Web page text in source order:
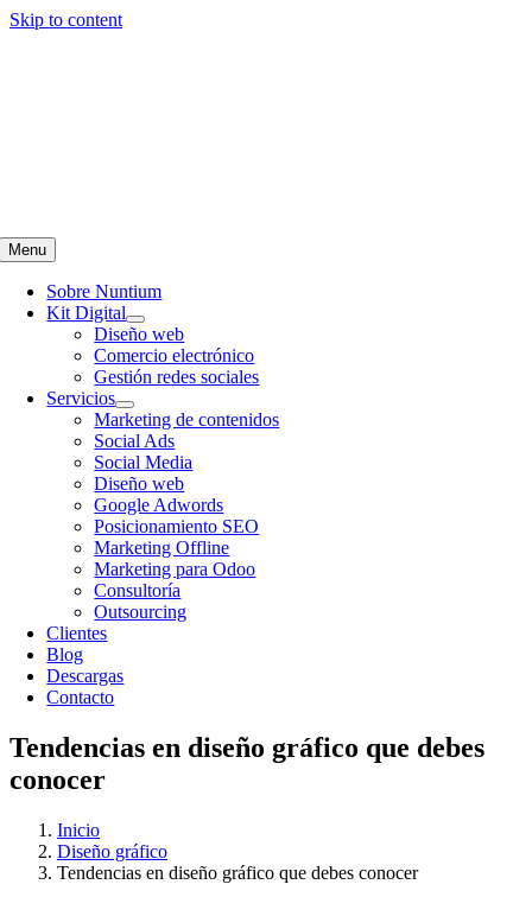
Skip to content
Menu
Sobre Nuntium
Kit Digital
Diseño web
Comercio electrónico
Gestión redes sociales
Servicios
Marketing de contenidos
Social Ads
Social Media
Diseño web
Google Adwords
Posicionamiento SEO
Marketing Offline
Marketing para Odoo
Consultoría
Outsourcing
Clientes
Blog
Descargas
Contacto
Tendencias en diseño gráfico que debes
conocer
Inicio
Diseño gráfico
Tendencias en diseño gráfico que debes conocer